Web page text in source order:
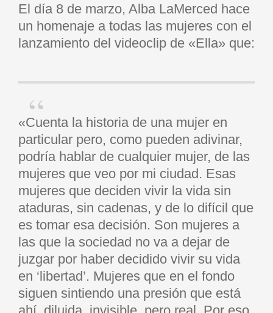
El día 8 de marzo, Alba LaMerced hace
un homenaje a todas las mujeres con el
lanzamiento del videoclip de «Ella» que:
«Cuenta la historia de una mujer en
particular pero, como pueden adivinar,
podría hablar de cualquier mujer, de las
mujeres que veo por mi ciudad. Esas
mujeres que deciden vivir la vida sin
ataduras, sin cadenas, y de lo difícil que
es tomar esa decisión. Son mujeres a
las que la sociedad no va a dejar de
juzgar por haber decidido vivir su vida
en ‘libertad’. Mujeres que en el fondo
siguen sintiendo una presión que está